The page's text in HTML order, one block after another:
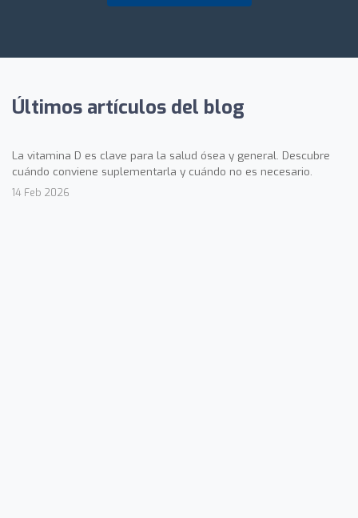
Últimos artículos del blog
La vitamina D es clave para la salud ósea y general. Descubre
cuándo conviene suplementarla y cuándo no es necesario.
14 Feb 2026